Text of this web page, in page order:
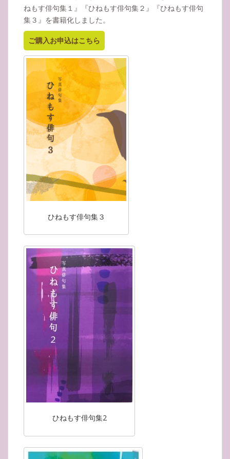
ねもす俳句集１』『ひねもす俳句集２』『ひねもす俳句
集３』を書籍化しました。
ご購入お申込はこちら
ひねもす俳句集３
ひねもす俳句集2